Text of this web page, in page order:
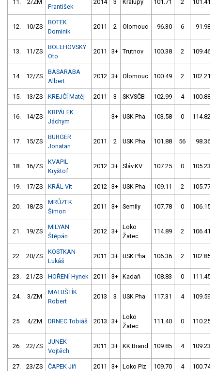
11. 2/ZM
František
2014 3 Kralupy 101.71 2 101.41
12. 10/ZS
BOTEK
Dominik
2011 2 Olomouc 96.30 6 91.98
13. 11/ZS
BOLEHOVSKÝ
Oto
2011 3+ Trutnov 100.38 2 109.46
14. 12/ZS
BASARABA
Albert
2012 3+ Olomouc 100.49 2 102.21
15. 13/ZS KREJČÍ Matěj 2011 3 SKVSČB 102.99 4 100.88
16. 14/ZS
KRPÁLEK
Jáchym
3+ USK Pha 103.58 0 114.82
17. 15/ZS
BURGER
Jonatan
2011 2 USK Pha 101.88 56 98.36
18. 16/ZS
KVAPIL
Kryštof
2012 3+ Sláv.KV 107.25 0 105.23
19. 17/ZS KRÁL Vít 2012 3+ USK Pha 109.11 2 105.77
20. 18/ZS
MRŮZEK
Šimon
2011 3+ Semily 107.78 0 106.15
21. 19/ZS
MILYAN
Štěpán
2012 3+
Loko
Žatec
114.89 2 106.41
22. 20/ZS
KOSTKAN
Lukáš
2011 3+ USK Pha 106.36 2 102.85
23. 21/ZS HOŘENÍ Hynek 2011 3+ Kadaň 108.83 0 111.45
24. 3/ZM
MATUŠTÍK
Robert
2013 3 USK Pha 117.31 4 109.59
25. 4/ZM DRNEC Tobiáš 2013 3+
Loko
Žatec
111.40 0 110.25
26. 22/ZS
JUNEK
Vojtěch
2011 3+ KK Brand 109.85 4 109.23
27. 23/ZS ČAPEK Jiří 2011 3+ Loko Plz 109.70 4 100.74